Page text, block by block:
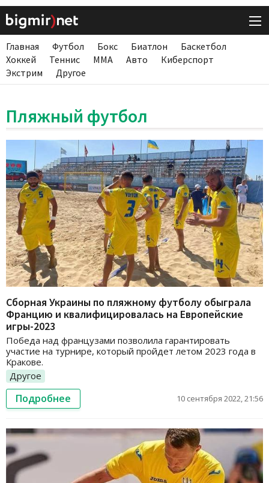
Главная Футбол Бокс Биатлон
Баскетбол
Хоккей
Теннис ММА Авто
Киберспорт
Экстрим
Другое
Пляжный футбол
Сборная Украины по пляжному футболу обыграла
Францию и квалифицировалась на Европейские
игры-2023
Победа над французами позволила гарантировать
участие на турнире, который пройдет летом 2023 года в
Кракове.
Другое
Подробнее 10 сентября 2022, 21:56